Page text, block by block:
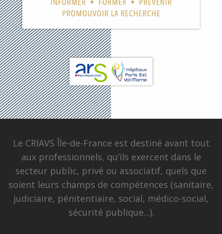
Le CRIAVS Île-de-France est destiné avant tout
aux professionnels, qu’ils exercent dans le
secteur public, privé ou associatif, quels que
soient leurs champs de compétences (sanitaire,
judiciaire, pénitentiaire, social, médico-social,
sécurité publique...).